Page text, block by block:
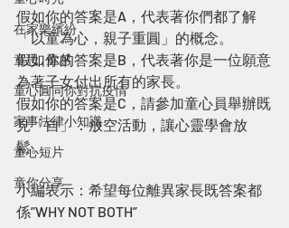
在家樂繽紛
童思 · 童感
童心圓同你對抗疫情
家事法律小知識
童心短片
童你分享
假如你的答案是A，代表著你們都了解
「以童為心，親子重圓」的概念。
假如你的答案是B，代表著你是一位願意
為著子女付出所有的家長。
假如你的答案是C，請參加童心員舉辦既
見「自」．放空活動，讓心靈學會放
鬆。
小編表示：希望每位離異家長既答案都
係”WHY NOT BOTH”